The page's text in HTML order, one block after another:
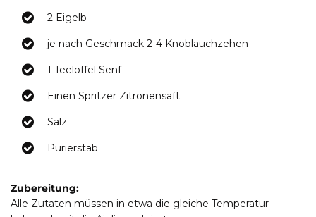
2 Eigelb
je nach Geschmack 2-4 Knoblauchzehen
1 Teelöffel Senf
Einen Spritzer Zitronensaft
Salz
Pürierstab
Zubereitung:
Alle Zutaten müssen in etwa die gleiche Temperatur